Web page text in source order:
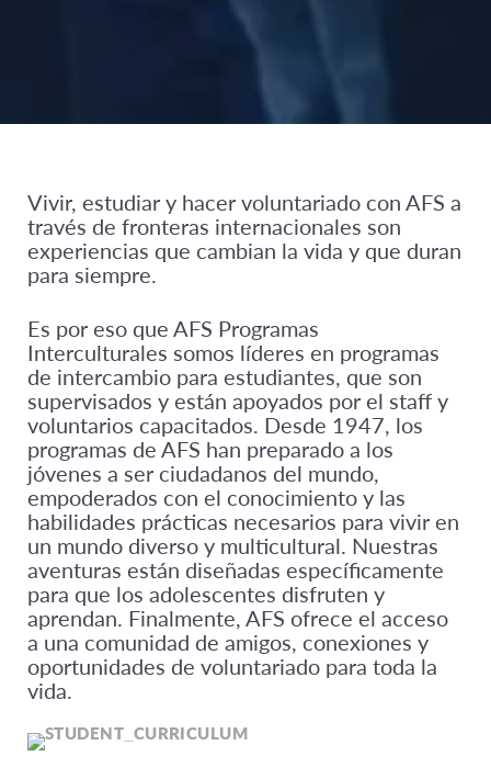
Vivir, estudiar y hacer voluntariado con AFS a
través de fronteras internacionales son
experiencias que cambian la vida y que duran
para siempre.
Es por eso que AFS Programas
Interculturales somos líderes en programas
de intercambio para estudiantes, que son
supervisados y están apoyados por el staff y
voluntarios capacitados. Desde 1947, los
programas de AFS han preparado a los
jóvenes a ser ciudadanos del mundo,
empoderados con el conocimiento y las
habilidades prácticas necesarios para vivir en
un mundo diverso y multicultural. Nuestras
aventuras están diseñadas específicamente
para que los adolescentes disfruten y
aprendan. Finalmente, AFS ofrece el acceso
a una comunidad de amigos, conexiones y
oportunidades de voluntariado para toda la
vida.